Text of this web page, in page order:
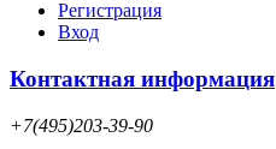
Регистрация
Вход
Контактная информация
+7(495)203-39-90